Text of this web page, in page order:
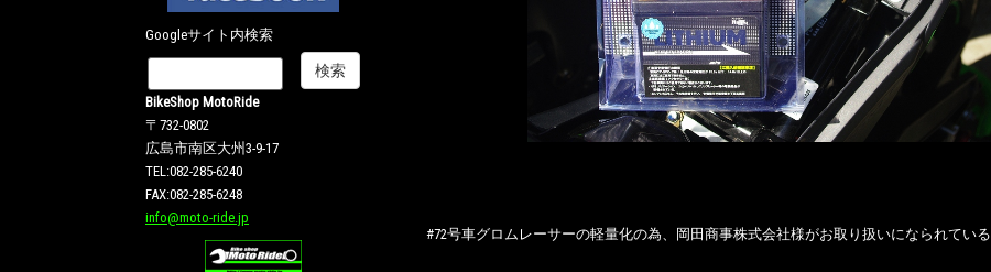
Googleサイト内検索
BikeShop MotoRide
〒732-0802
広島市南区大州3-9-17
TEL:082-285-6240
FAX:082-285-6248
info@moto-ride.jp
#72号車グロムレーサーの軽量化の為、岡田商事株式会社様がお取り扱いになられている